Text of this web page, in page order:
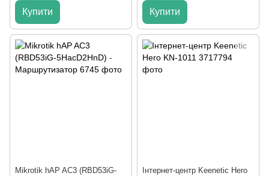
Купити Купити
Mikrotik hAP AC3 (RBD53iG-
Інтернет-центр Keenetic Hero